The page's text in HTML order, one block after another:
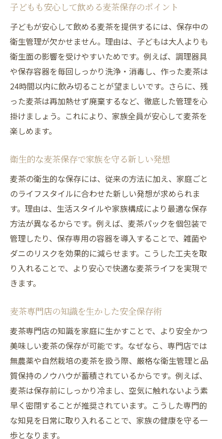
麦茶の安全性を高める具体的なポイント
麦茶のティーバッグ扱い方と健康管理
麦茶ティーバッグの安全な使い方と注意点
麦茶のティーバッグを入れたままのリスク
健康を意識した麦茶のパック管理術
麦茶パックの衛生的な保管方法を解説
麦茶を美味しく保つティーバッグの扱い方
家族の健康を守る麦茶パックの取り扱い
高温多湿下で実践したい麦茶保存の工夫
麦茶を新鮮に保つための湿気対策の方法
夏場も安心な麦茶保存環境の作り方
湿度が高い季節の麦茶の衛生管理ポイント
麦茶の品質を守る高温対策と保存術
高温多湿に強い麦茶保存で家族を守る
家族みんなが笑顔になる麦茶の楽しみ方
家族で楽しむための麦茶アレンジ方法
子どもも飲みやすい麦茶の楽しみ方を提案
麦茶で家族の健康と笑顔を守るアイデア
毎日続けられる麦茶の美味しい楽しみ方
麦茶の効能を活かす家族向け活用術
子どもも安心して飲める麦茶保存のポイント
子どもが安心して飲める麦茶を提供するには、保存中の
衛生管理が欠かせません。理由は、子どもは大人よりも
衛生面の影響を受けやすいためです。例えば、調理器具
や保存容器を毎回しっかり洗浄・消毒し、作った麦茶は
24時間以内に飲み切ることが望ましいです。さらに、残
った麦茶は再加熱せず廃棄するなど、徹底した管理を心
掛けましょう。これにより、家族全員が安心して麦茶を
楽しめます。
衛生的な麦茶保存で家族を守る新しい発想
麦茶の衛生的な保存には、従来の方法に加え、家庭ごと
のライフスタイルに合わせた新しい発想が求められま
す。理由は、生活スタイルや家族構成により最適な保存
方法が異なるからです。例えば、麦茶パックを個包装で
管理したり、保存専用の容器を導入することで、雑菌や
ダニのリスクを効果的に減らせます。こうした工夫を取
り入れることで、より安心で快適な麦茶ライフを実現で
きます。
麦茶専門店の知識を生かした安全保存術
麦茶専門店の知識を家庭に生かすことで、より安全かつ
美味しい麦茶の保存が可能です。なぜなら、専門店では
無農薬や自然栽培の麦茶を扱う際、厳格な衛生管理と品
質保持のノウハウが蓄積されているからです。例えば、
麦茶は保存前にしっかり冷まし、空気に触れないよう素
早く密閉することが推奨されています。こうした専門的
な知見を日常に取り入れることで、家族の健康を守る一
歩となります。